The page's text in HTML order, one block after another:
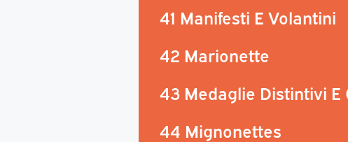
41 Manifesti E Volantini
42 Marionette
43 Medaglie Distintivi E
44 Mignonettes